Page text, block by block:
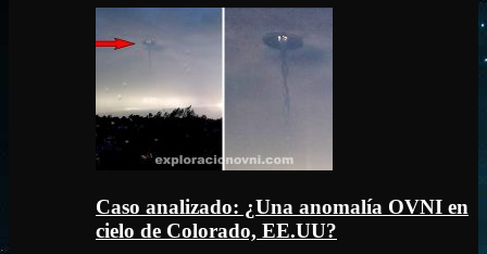
Caso analizado: ¿Una anomalía OVNI en
cielo de Colorado, EE.UU?